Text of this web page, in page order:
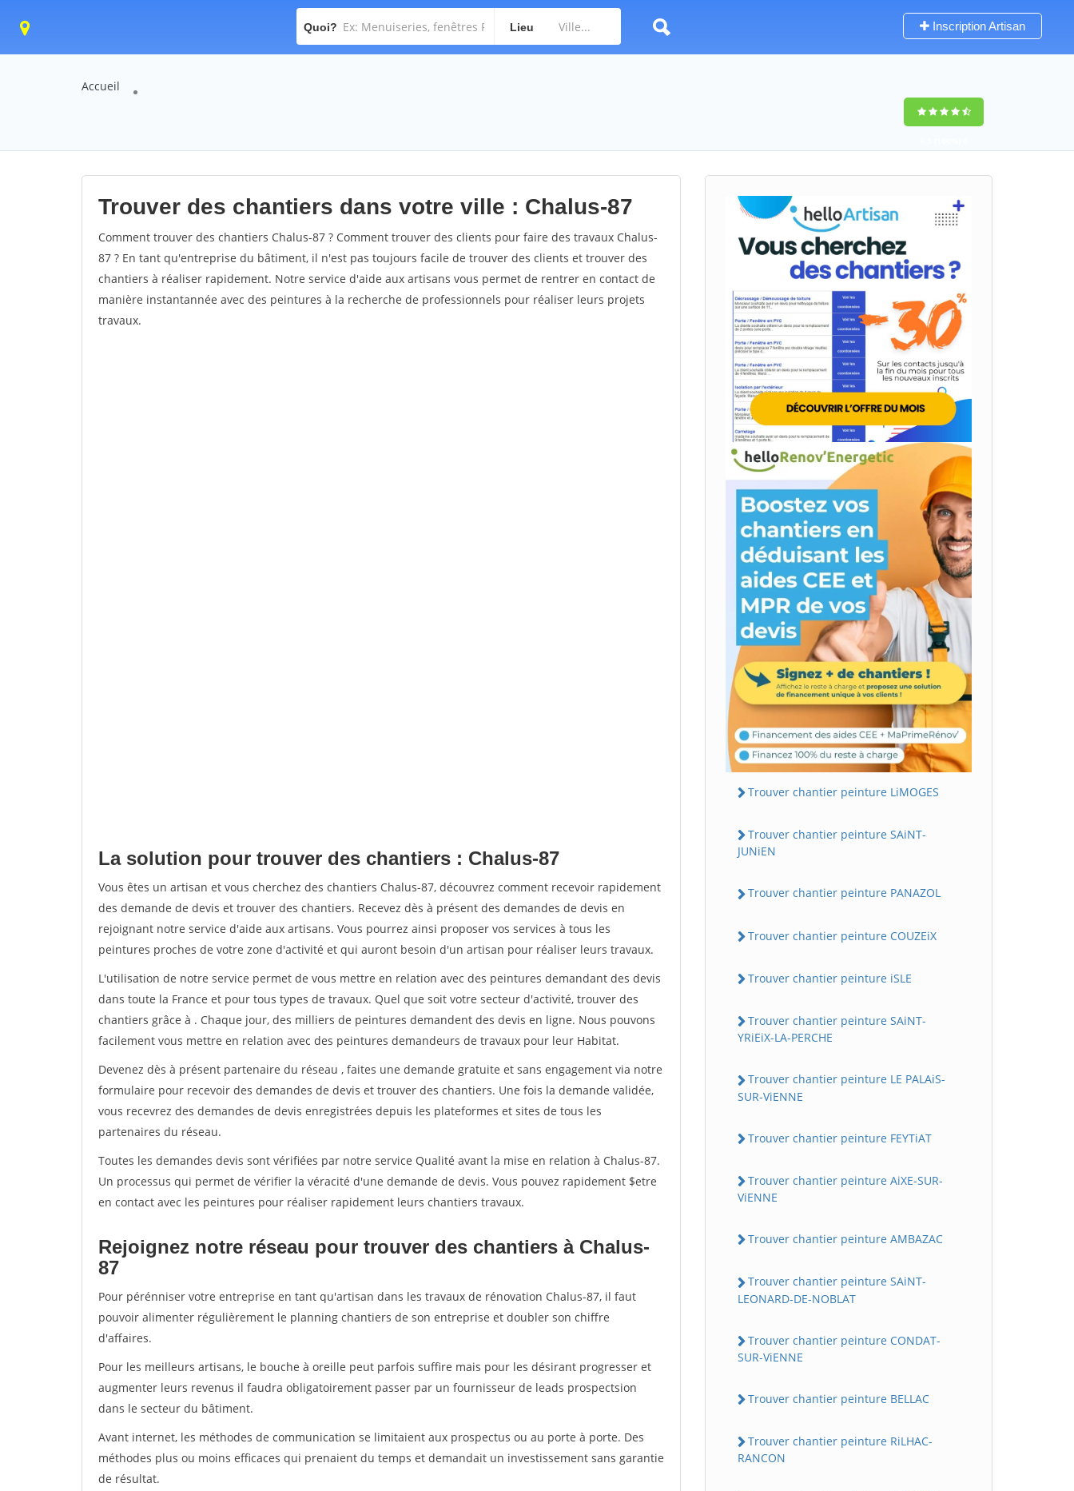
Quoi? Lieu Inscription Artisan
Accueil
Trouver des chantiers dans votre ville : Chalus-87
Comment trouver des chantiers Chalus-87 ? Comment trouver des clients pour faire des travaux Chalus-
87 ? En tant qu'entreprise du bâtiment, il n'est pas toujours facile de trouver des clients et trouver des
chantiers à réaliser rapidement. Notre service d'aide aux artisans vous permet de rentrer en contact de
manière instantannée avec des peintures à la recherche de professionnels pour réaliser leurs projets
travaux.
La solution pour trouver des chantiers : Chalus-87
Vous êtes un artisan et vous cherchez des chantiers Chalus-87, découvrez comment recevoir rapidement
des demande de devis et trouver des chantiers. Recevez dès à présent des demandes de devis en
rejoignant notre service d'aide aux artisans. Vous pourrez ainsi proposer vos services à tous les
peintures proches de votre zone d'activité et qui auront besoin d'un artisan pour réaliser leurs travaux.
L'utilisation de notre service permet de vous mettre en relation avec des peintures demandant des devis
dans toute la France et pour tous types de travaux. Quel que soit votre secteur d'activité, trouver des
chantiers grâce à . Chaque jour, des milliers de peintures demandent des devis en ligne. Nous pouvons
facilement vous mettre en relation avec des peintures demandeurs de travaux pour leur Habitat.
Devenez dès à présent partenaire du réseau , faites une demande gratuite et sans engagement via notre
formulaire pour recevoir des demandes de devis et trouver des chantiers. Une fois la demande validée,
vous recevrez des demandes de devis enregistrées depuis les plateformes et sites de tous les
partenaires du réseau.
Toutes les demandes devis sont vérifiées par notre service Qualité avant la mise en relation à Chalus-87.
Un processus qui permet de vérifier la véracité d'une demande de devis. Vous pouvez rapidement $etre
en contact avec les peintures pour réaliser rapidement leurs chantiers travaux.
Rejoignez notre réseau pour trouver des chantiers à Chalus-
87
Pour pérénniser votre entreprise en tant qu'artisan dans les travaux de rénovation Chalus-87, il faut
pouvoir alimenter régulièrement le planning chantiers de son entreprise et doubler son chiffre
d'affaires.
Pour les meilleurs artisans, le bouche à oreille peut parfois suffire mais pour les désirant progresser et
augmenter leurs revenus il faudra obligatoirement passer par un fournisseur de leads prospectsion
dans le secteur du bâtiment.
Avant internet, les méthodes de communication se limitaient aux prospectus ou au porte à porte. Des
méthodes plus ou moins efficaces qui prenaient du temps et demandait un investissement sans garantie
de résultat.
Trouver chantier peinture LiMOGES
Trouver chantier peinture SAiNT-
JUNiEN
Trouver chantier peinture PANAZOL
Trouver chantier peinture COUZEiX
Trouver chantier peinture iSLE
Trouver chantier peinture SAiNT-
YRiEiX-LA-PERCHE
Trouver chantier peinture LE PALAiS-
SUR-ViENNE
Trouver chantier peinture FEYTiAT
Trouver chantier peinture AiXE-SUR-
ViENNE
Trouver chantier peinture AMBAZAC
Trouver chantier peinture SAiNT-
LEONARD-DE-NOBLAT
Trouver chantier peinture CONDAT-
SUR-ViENNE
Trouver chantier peinture BELLAC
Trouver chantier peinture RiLHAC-
RANCON